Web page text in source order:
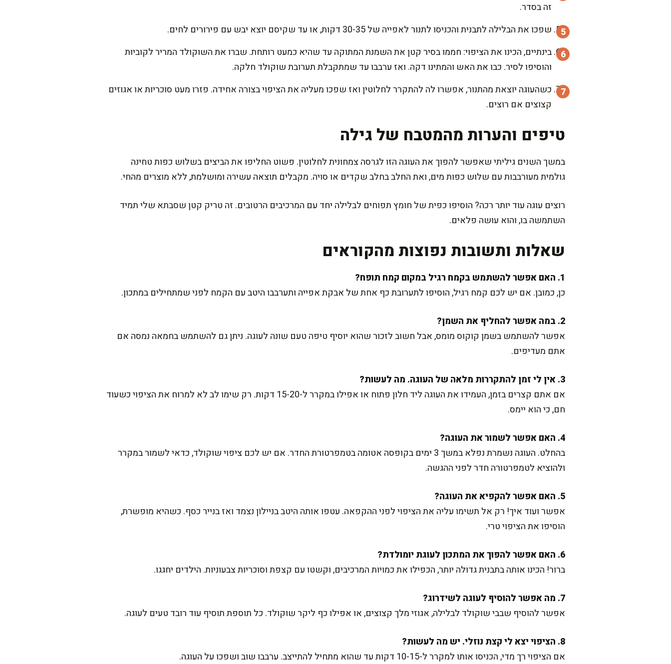
זה בסדר.
שפכו את הבלילה לתבנית והכניסו לתנור לאפייה של 30-35 דקות, או עד שקיסם יוצא יבש עם פירורים לחים.
בינתיים, הכינו את הציפוי: חממו בסיר קטן את השמנת המתוקה עד שהיא כמעט רותחת. שברו את השוקולד המריר לקוביות
והוסיפו לסיר. כבו את האש והמתינו דקה. ואז ערבבו עד שמתקבלת תערובת שוקולד חלקה.
כשהעוגה יוצאת מהתנור, אפשרו לה להתקרר לחלוטין ואז שפכו מעליה את הציפוי בצורה אחידה. פזרו מעט סוכריות או אגוזים
קצוצים אם רוצים.
טיפים והערות מהמטבח של גילה
במשך השנים גיליתי שאפשר להפוך את העוגה הזו לגרסה צמחונית לחלוטין. פשוט החליפו את הביצים בשלוש כפות טחינה
גולמית מעורבבות עם שלוש כפות מים, ואת החלב בחלב שקדים או סויה. מקבלים תוצאה עשירה ומושלמת, ללא מוצרים מהחי.
רוצים עוגה עוד יותר רכה? הוסיפו כפית של חומץ תפוחים לבלילה יחד עם המרכיבים הרטובים. זה טריק קטן שסבתא שלי תמיד
השתמשה בו, והוא עושה פלאים.
שאלות ותשובות נפוצות מהקוראים
1. האם אפשר להשתמש בקמח רגיל במקום קמח תופח?
כן, כמובן. אם יש לכם קמח רגיל, הוסיפו לתערובת כף אחת של אבקת אפייה ותערבבו היטב עם הקמח לפני שמתחילים במתכון.
2. במה אפשר להחליף את השמן?
אפשר להשתמש בשמן קוקוס מומס, אבל חשוב לזכור שהוא יוסיף טיפה טעם שונה לעוגה. ניתן גם להשתמש בחמאה נמסה אם
אתם מעדיפים.
3. אין לי זמן להתקררות מלאה של העוגה. מה לעשות?
אם אתם קצרים בזמן, העמידו את העוגה ליד חלון פתוח או אפילו במקרר ל-15-20 דקות. רק שימו לב לא למרוח את הציפוי כשעוד
חם, כי הוא יימס.
4. האם אפשר לשמור את העוגה?
בהחלט. העוגה נשמרת נפלא במשך 3 ימים בקופסה אטומה בטמפרטורת החדר. אם יש לכם ציפוי שוקולד, כדאי לשמור במקרר
ולהוציא לטמפרטורה חדר לפני ההגשה.
5. האם אפשר להקפיא את העוגה?
אפשר ועוד איך! רק אל תשימו עליה את הציפוי לפני ההקפאה. עטפו אותה היטב בניילון נצמד ואז בנייר כסף. כשהיא מופשרת,
הוסיפו את הציפוי טרי.
6. האם אפשר להפוך את המתכון לעוגת יומולדת?
ברור! הכינו אותה בתבנית גדולה יותר, הכפילו את כמויות המרכיבים, וקשטו עם קצפת וסוכריות צבעוניות. הילדים יחגגו.
7. מה אפשר להוסיף לעוגה לשידרוג?
אפשר להוסיף שבבי שוקולד לבלילה, אגוזי מלך קצוצים, או אפילו כף ליקר שוקולד. כל תוספת תוסיף עוד רובד טעים לעוגה.
8. הציפוי יצא לי קצת נוזלי. יש מה לעשות?
אם הציפוי רך מדי, הכניסו אותו למקרר ל-10-15 דקות עד שהוא מתחיל להתייצב. ערבבו שוב ושפכו על העוגה.